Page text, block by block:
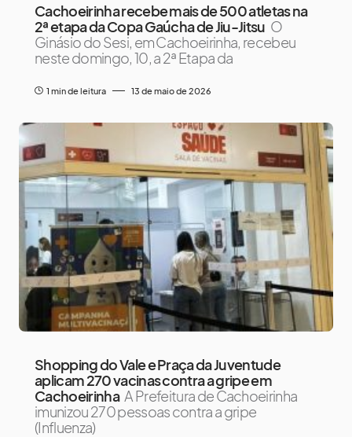
Cachoeirinha recebe mais de 500 atletas na
2ª etapa da Copa Gaúcha de Jiu-Jitsu O
Ginásio do Sesi, em Cachoeirinha, recebeu
neste domingo, 10, a 2ª Etapa da
1 min de leitura 13 de maio de 2026
Shopping do Vale e Praça da Juventude
aplicam 270 vacinas contra a gripe em
Cachoeirinha A Prefeitura de Cachoeirinha
imunizou 270 pessoas contra a gripe
(Influenza)